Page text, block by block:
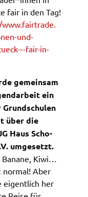
fair in den Tag!
​und-​
​fair-​in-​
gemein­sam
ein
über die
Haus Scho­
umge­setzt.
Kiwi…
normal! Aber
eigent­lich her
und